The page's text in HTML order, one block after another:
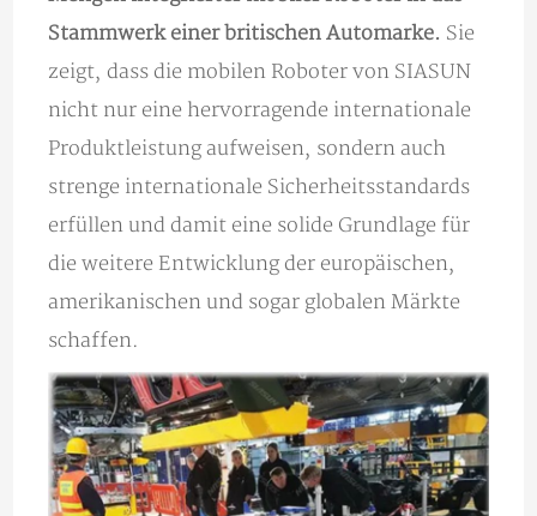
Stammwerk einer britischen Automarke. Sie
zeigt, dass die mobilen Roboter von SIASUN
nicht nur eine hervorragende internationale
Produktleistung aufweisen, sondern auch
strenge internationale Sicherheitsstandards
erfüllen und damit eine solide Grundlage für
die weitere Entwicklung der europäischen,
amerikanischen und sogar globalen Märkte
schaffen.